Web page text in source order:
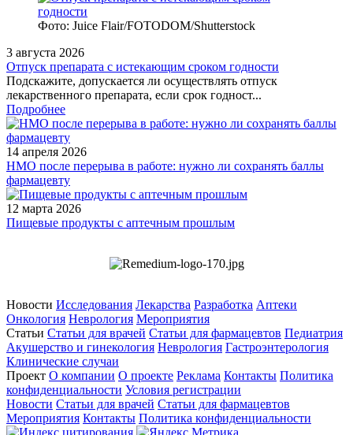
Фото: Juice Flair/FOTODOM/Shutterstoсk
3 августа 2026
Отпуск препарата с истекающим сроком годности
Подскажите, допускается ли осуществлять отпуск
лекарственного препарата, если срок годност...
Подробнее
14 апреля 2026
НМО после перерыва в работе: нужно ли сохранять баллы
фармацевту
12 марта 2026
Пищевые продукты с аптечным прошлым
Новости Исследования Лекарства Разработка Аптеки
Онкология Неврология Мероприятия
Статьи Статьи для врачей Статьи для фармацевтов Педиатрия
Акушерство и гинекология Неврология Гастроэнтерология
Клинические случаи
Проект О компании О проекте Реклама Контакты Политика
конфиденциальности Условия регистрации
Новости Статьи для врачей Статьи для фармацевтов
Мероприятия Контакты Политика конфиденциальности